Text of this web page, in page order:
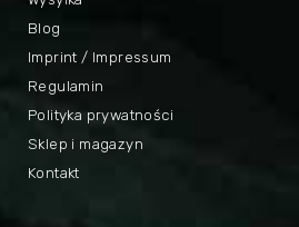
Imprint / Impressum
Regulamin
Polityka prywatności
Sklep i magazyn
Blog
Kontakt